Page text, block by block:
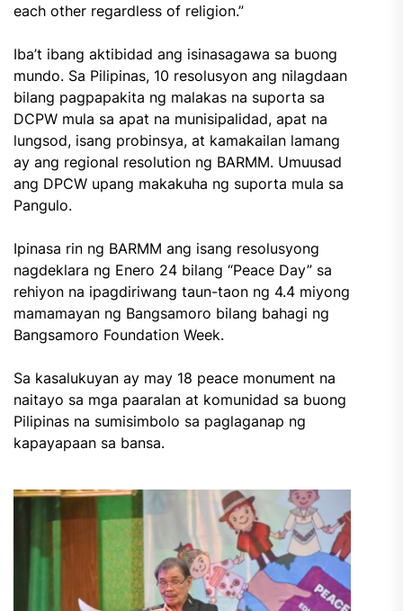
each other regardless of religion.”
Iba’t ibang aktibidad ang isinasagawa sa buong
mundo. Sa Pilipinas, 10 resolusyon ang nilagdaan
bilang pagpapakita ng malakas na suporta sa
DCPW mula sa apat na munisipalidad, apat na
lungsod, isang probinsya, at kamakailan lamang
ay ang regional resolution ng BARMM. Umuusad
ang DPCW upang makakuha ng suporta mula sa
Pangulo.
Ipinasa rin ng BARMM ang isang resolusyong
nagdeklara ng Enero 24 bilang “Peace Day” sa
rehiyon na ipagdiriwang taun-taon ng 4.4 miyong
mamamayan ng Bangsamoro bilang bahagi ng
Bangsamoro Foundation Week.
Sa kasalukuyan ay may 18 peace monument na
naitayo sa mga paaralan at komunidad sa buong
Pilipinas na sumisimbolo sa paglaganap ng
kapayapaan sa bansa.